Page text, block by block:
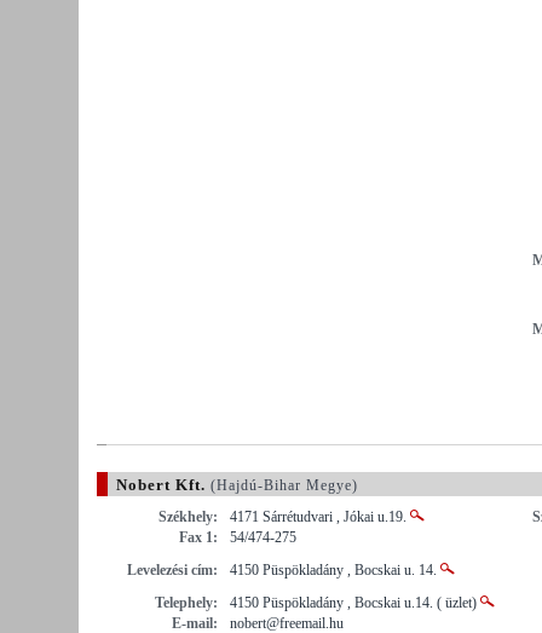
Nobert Kft. (Hajdú-Bihar Megye)
Székhely:
4171 Sárrétudvari , Jókai u.19.
Fax 1:
54/474-275
Levelezési cím:
4150 Püspökladány , Bocskai u. 14.
Telephely:
4150 Püspökladány , Bocskai u.14. ( üzlet)
E-mail:
nobert@freemail.hu